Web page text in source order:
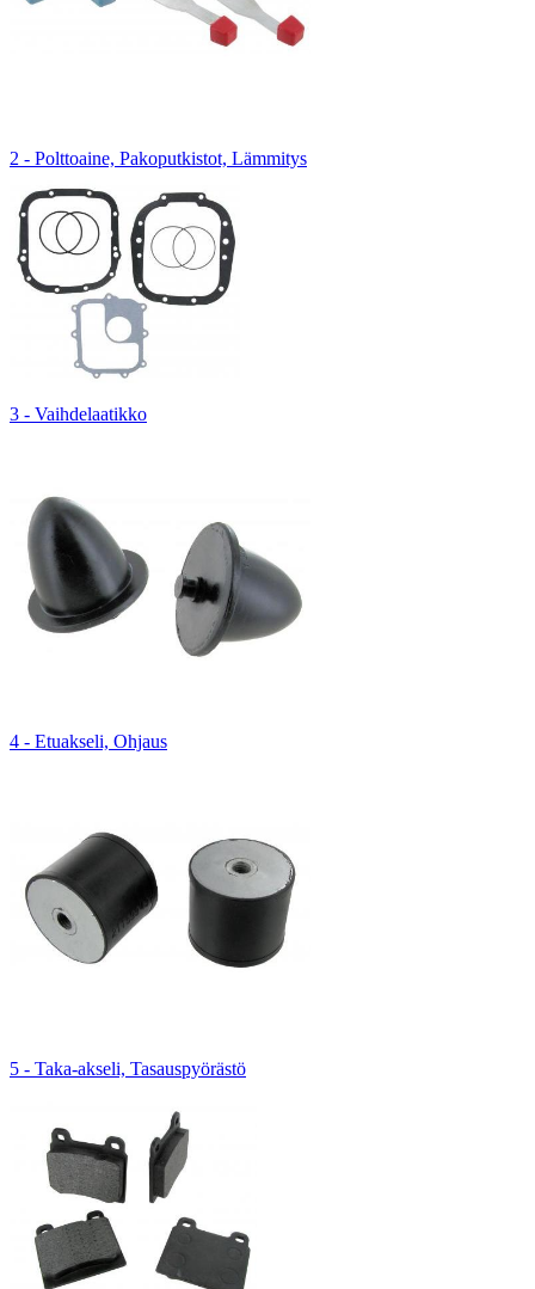
2 - Polttoaine, Pakoputkistot, Lämmitys
3 - Vaihdelaatikko
4 - Etuakseli, Ohjaus
5 - Taka-akseli, Tasauspyörästö